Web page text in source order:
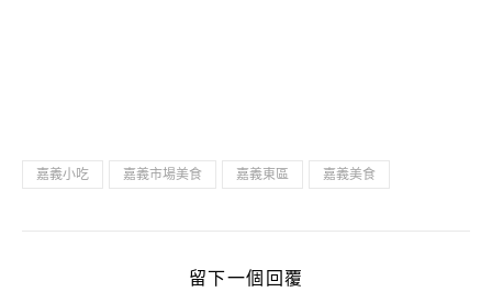
嘉義小吃 嘉義市場美食 嘉義東區 嘉義美食
留下一個回覆